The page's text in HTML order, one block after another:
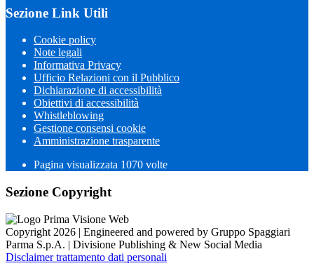
Sezione Link Utili
Cookie policy
Note legali
Informativa Privacy
Ufficio Relazioni con il Pubblico
Dichiarazione di accessibilità
Obiettivi di accessibilità
Whistleblowing
Gestione consensi cookie
Amministrazione trasparente
Pagina visualizzata 1070 volte
Sezione Copyright
Copyright 2026 | Engineered and powered by Gruppo Spaggiari
Parma S.p.A. | Divisione Publishing & New Social Media
Disclaimer trattamento dati personali